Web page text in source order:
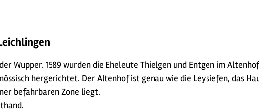
Wupper. 1589 wurden die Eheleute Thielgen und Entgen im
hergerichtet. Der Altenhof ist genau wie die Leysiefen, das
befahrbaren Zone liegt.